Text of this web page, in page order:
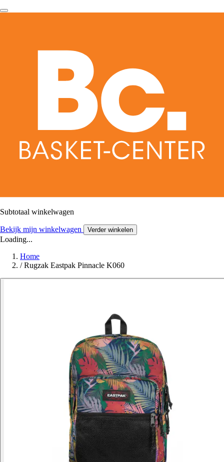
Subtotaal winkelwagen
Bekijk mijn winkelwagen Verder winkelen
Loading...
Home
/ Rugzak Eastpak Pinnacle K060